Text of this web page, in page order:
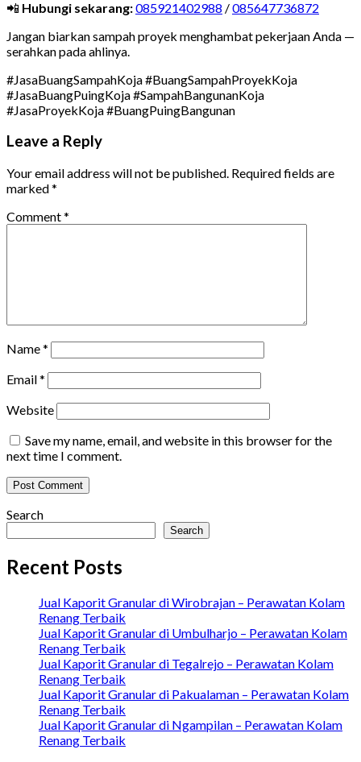
📲 Hubungi sekarang:085921402988 /085647736872
Jangan biarkan sampah proyek menghambat pekerjaan Anda —
serahkan pada ahlinya.
#JasaBuangSampahKoja #BuangSampahProyekKoja
#JasaBuangPuingKoja #SampahBangunanKoja
#JasaProyekKoja #BuangPuingBangunan
Leave a Reply
Your email address will not be published. Required fields are
marked*
Comment*
Name*
Email*
Website
Save my name, email, and website in this browser for the
next time I comment.
Search
Search
Recent Posts
Jual Kaporit Granular di Wirobrajan – Perawatan Kolam
Renang Terbaik
Jual Kaporit Granular di Umbulharjo – Perawatan Kolam
Renang Terbaik
Jual Kaporit Granular di Tegalrejo – Perawatan Kolam
Renang Terbaik
Jual Kaporit Granular di Pakualaman – Perawatan Kolam
Renang Terbaik
Jual Kaporit Granular di Ngampilan – Perawatan Kolam
Renang Terbaik